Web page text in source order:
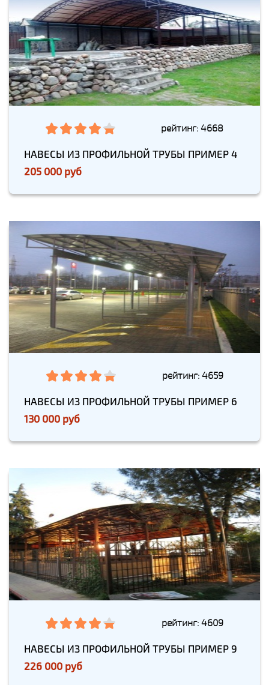
рейтинг: 4668
НАВЕСЫ ИЗ ПРОФИЛЬНОЙ ТРУБЫ ПРИМЕР 4
205 000 руб
рейтинг: 4659
НАВЕСЫ ИЗ ПРОФИЛЬНОЙ ТРУБЫ ПРИМЕР 6
130 000 руб
рейтинг: 4609
НАВЕСЫ ИЗ ПРОФИЛЬНОЙ ТРУБЫ ПРИМЕР 9
226 000 руб